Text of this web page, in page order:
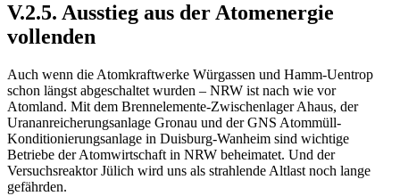
V.2.5. Ausstieg aus der Atomenergie
vollenden
Auch wenn die Atomkraftwerke Würgassen und Hamm-Uentrop
schon längst abgeschaltet wurden – NRW ist nach wie vor
Atomland. Mit dem Brennelemente-Zwischenlager Ahaus, der
Urananreicherungsanlage Gronau und der GNS Atommüll-
Konditionierungsanlage in Duisburg-Wanheim sind wichtige
Betriebe der Atomwirtschaft in NRW beheimatet. Und der
Versuchsreaktor Jülich wird uns als strahlende Altlast noch lange
gefährden.